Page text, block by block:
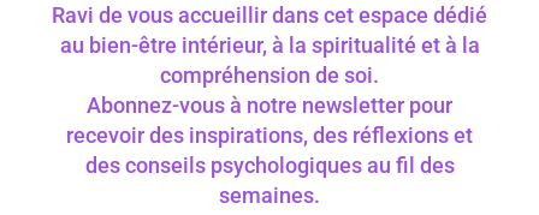
Ravi de vous accueillir dans cet espace dédié
au bien-être intérieur, à la spiritualité et à la
compréhension de soi.
Abonnez-vous à notre newsletter pour
recevoir des inspirations, des réflexions et
des conseils psychologiques au fil des
semaines.